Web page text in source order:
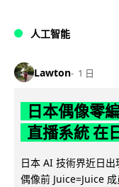
人工智能
Lawton 1 日
日本偶像零
直播系統 在
日本 AI 技術界近日
偶像前 Juice=Juice